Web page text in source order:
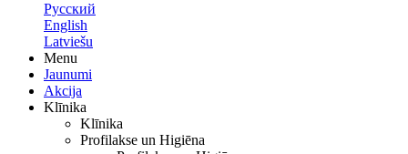
Русский
English
Latviešu
Menu
Jaunumi
Akcija
Klīnika
Klīnika
Profilakse un Higiēna